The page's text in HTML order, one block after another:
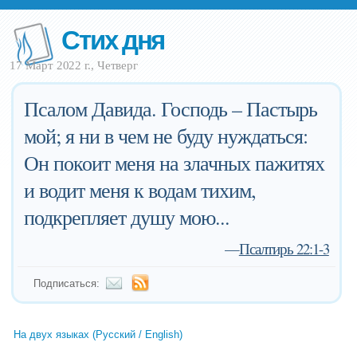
Стих дня
17 Март 2022 г., Четверг
Псалом Давида. Господь – Пастырь
мой; я ни в чем не буду нуждаться:
Он покоит меня на злачных пажитях
и водит меня к водам тихим,
подкрепляет душу мою...
—Псалтирь 22:1-3
Подписаться:
На двух языках (Русский / English)